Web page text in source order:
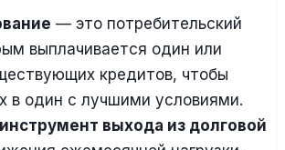
— это потребительский
выплачивается один или
кредитов, чтобы
в один с лучшими условиями.
выхода из долговой